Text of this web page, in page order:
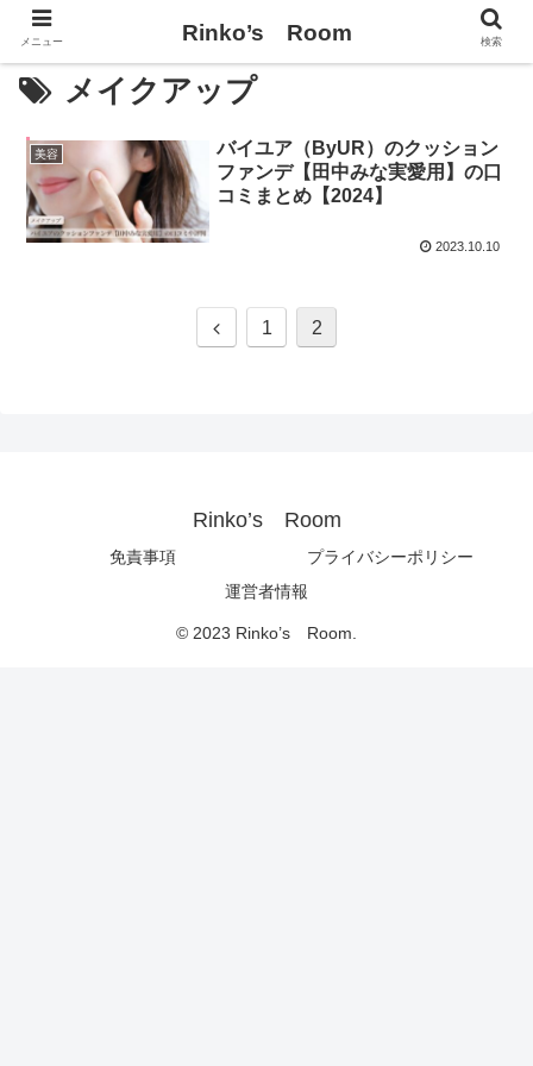
メイクアップ
美容
バイユア（ByUR）のクッション
ファンデ【田中みな実愛用】の口
コミまとめ【2024】
2023.10.10
前
1 2
Rinko’s Room
免責事項
プライバシーポリシー
運営者情報
© 2023 Rinko’s Room.
メニュー Rinko’s Room 検索